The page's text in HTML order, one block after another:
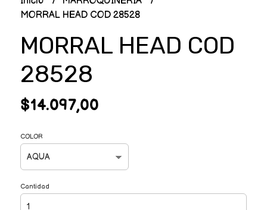
MORRAL HEAD COD 28528
MORRAL HEAD COD
28528
$14.097,00
COLOR
Cantidad